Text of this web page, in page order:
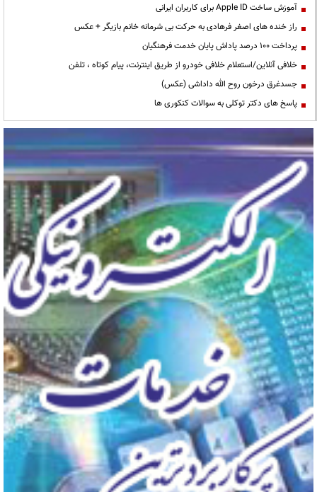
آموزش ساخت Apple ID برای کاربران ایرانی
راز خنده های اصغر فرهادی به حرکت بی شرمانه خانم بازیگر + عکس
پرداخت ۱۰۰ درصد پاداش پایان خدمت فرهنگیان
خلافی آنلاین/استعلام خلافی خودرو از طریق اینترنت، پیام کوتاه ، تلفن
جسدغرق درخون روح الله داداشی (عکس)
پاسخ های دکتر توکلی به سوالات کنکوری ها